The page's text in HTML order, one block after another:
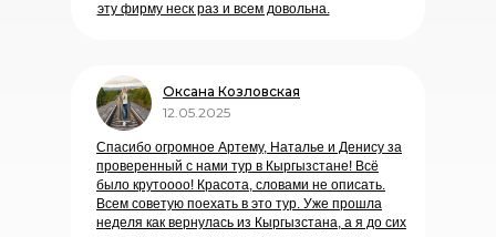
эту фирму неск раз и всем довольна.
Спасибо огромное Артему, Наталье и Денису за
проверенный с нами тур в Кыргызстане! Всё
было крутоооо! Красота, словами не описать.
Всем советую поехать в это тур. Уже прошла
неделя как вернулась из Кыргызстана, а я до сих
12.05.2025
Оксана Козловская